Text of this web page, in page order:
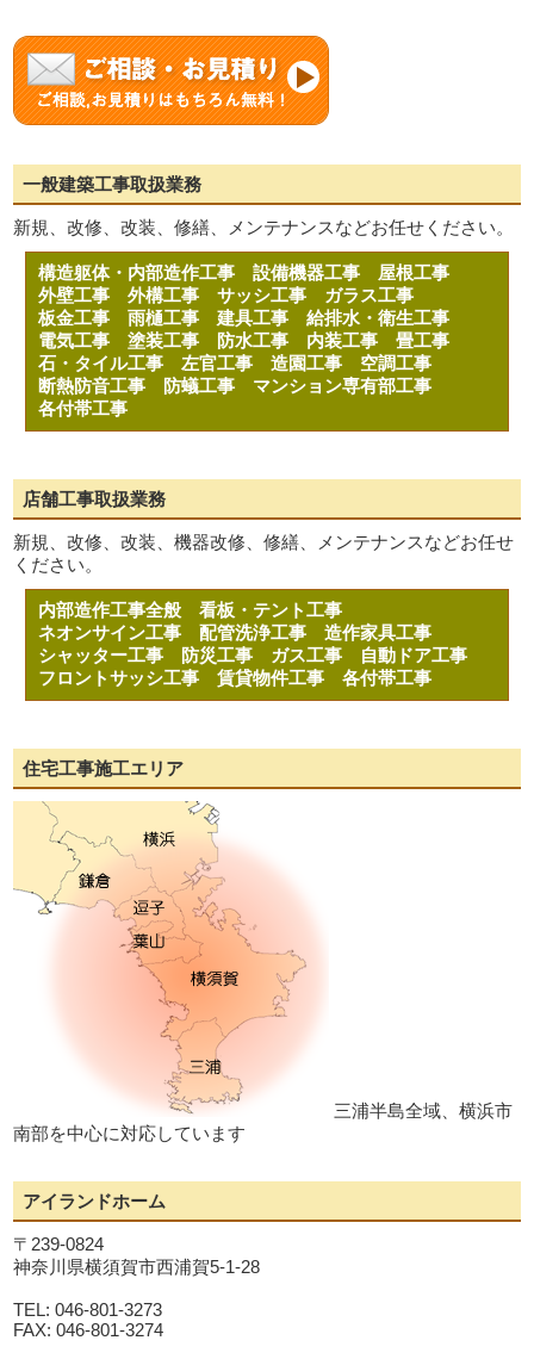
一般建築工事取扱業務
新規、改修、改装、修繕、メンテナンスなどお任せください。
構造躯体・内部造作工事設備機器工事 屋根工事
外壁工事外構工事サッシ工事 ガラス工事
板金工事雨樋工事建具工事給排水・衛生工事
電気工事塗装工事 防水工事 内装工事畳工事
石・タイル工事左官工事造園工事 空調工事
断熱防音工事
防蟻工事 マンション専有部工事
各付帯工事
店舗工事取扱業務
新規、改修、改装、機器改修、修繕、メンテナンスなどお任せ
ください。
内部造作工事全般看板・テント工事
ネオンサイン工事配管洗浄工事造作家具工事
シャッター工事
防災工事 ガス工事
自動ドア工事
フロントサッシ工事賃貸物件工事各付帯工事
住宅工事施工エリア
三浦半島全域、横浜市
南部を中心に対応しています
アイランドホーム
〒239-0824
神奈川県横須賀市西浦賀5-1-28
TEL: 046-801-3273
FAX: 046-801-3274